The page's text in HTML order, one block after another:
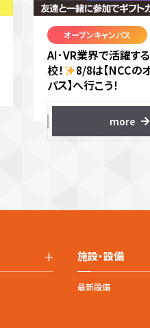
オープンキャンパス
AI･VR業界で活躍す
校！
8/8は【NCCの
パス】へ行こう！
more
+ 施設・設備
最新設備